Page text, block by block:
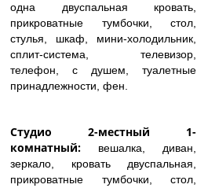
одна двуспальная кровать,
прикроватные тумбочки, стол,
стулья, шкаф, мини-холодильник,
сплит-система, телевизор,
телефон, с душем, туалетные
принадлежности, фен.
Студио 2-местный 1-
комнатный: вешалка, диван,
зеркало, кровать двуспальная,
прикроватные тумбочки, стол,